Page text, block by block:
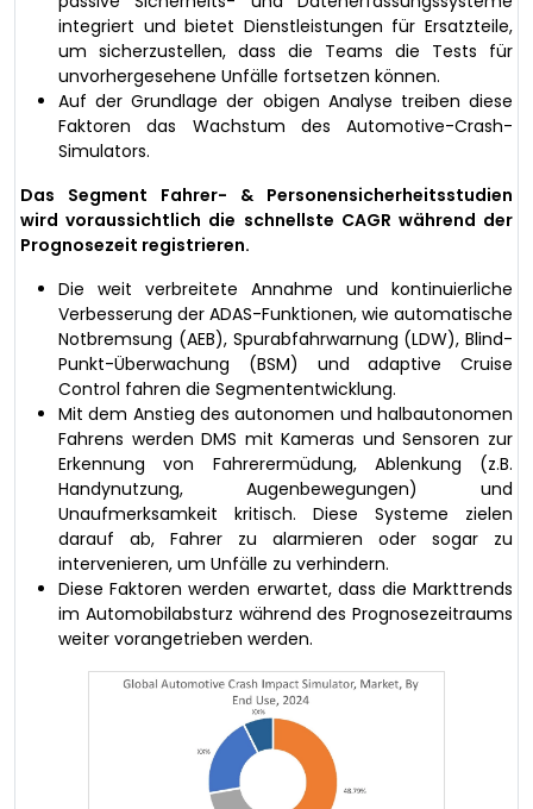
integriert und bietet Dienstleistungen für Ersatzteile,
um sicherzustellen, dass die Teams die Tests für
unvorhergesehene Unfälle fortsetzen können.
Auf der Grundlage der obigen Analyse treiben diese
Faktoren das Wachstum des Automotive-Crash-
Simulators.
Das Segment Fahrer- & Personensicherheitsstudien
wird voraussichtlich die schnellste CAGR während der
Prognosezeit registrieren.
Die weit verbreitete Annahme und kontinuierliche
Verbesserung der ADAS-Funktionen, wie automatische
Notbremsung (AEB), Spurabfahrwarnung (LDW), Blind-
Punkt-Überwachung (BSM) und adaptive Cruise
Control fahren die Segmententwicklung.
Mit dem Anstieg des autonomen und halbautonomen
Fahrens werden DMS mit Kameras und Sensoren zur
Erkennung von Fahrerermüdung, Ablenkung (z.B.
Handynutzung, Augenbewegungen) und
Unaufmerksamkeit kritisch. Diese Systeme zielen
darauf ab, Fahrer zu alarmieren oder sogar zu
intervenieren, um Unfälle zu verhindern.
Diese Faktoren werden erwartet, dass die Markttrends
im Automobilabsturz während des Prognosezeitraums
weiter vorangetrieben werden.